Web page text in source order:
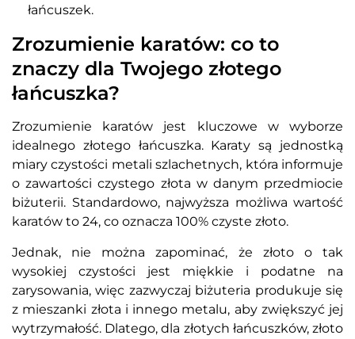
łańcuszek.
Zrozumienie karatów: co to
znaczy dla Twojego złotego
łańcuszka?
Zrozumienie karatów jest kluczowe w wyborze
idealnego złotego łańcuszka. Karaty są jednostką
miary czystości metali szlachetnych, która informuje
o zawartości czystego złota w danym przedmiocie
biżuterii. Standardowo, najwyższa możliwa wartość
karatów to 24, co oznacza 100% czyste złoto.
Jednak, nie można zapominać, że złoto o tak
wysokiej czystości jest miękkie i podatne na
zarysowania, więc zazwyczaj biżuteria produkuje się
z mieszanki złota i innego metalu, aby zwiększyć jej
wytrzymałość. Dlatego, dla złotych łańcuszków, złoto